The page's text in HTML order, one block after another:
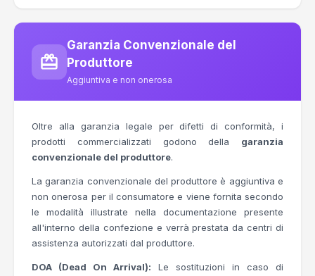
Garanzia Convenzionale del
Produttore
Aggiuntiva e non onerosa
Oltre alla garanzia legale per difetti di conformità, i
prodotti commercializzati godono della garanzia
convenzionale del produttore.
La garanzia convenzionale del produttore è aggiuntiva e
non onerosa per il consumatore e viene fornita secondo
le modalità illustrate nella documentazione presente
all'interno della confezione e verrà prestata da centri di
assistenza autorizzati dal produttore.
DOA (Dead On Arrival): Le sostituzioni in caso di